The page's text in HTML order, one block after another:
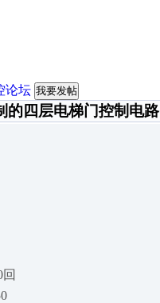
论坛 我要发帖
的四层电梯门控制电路